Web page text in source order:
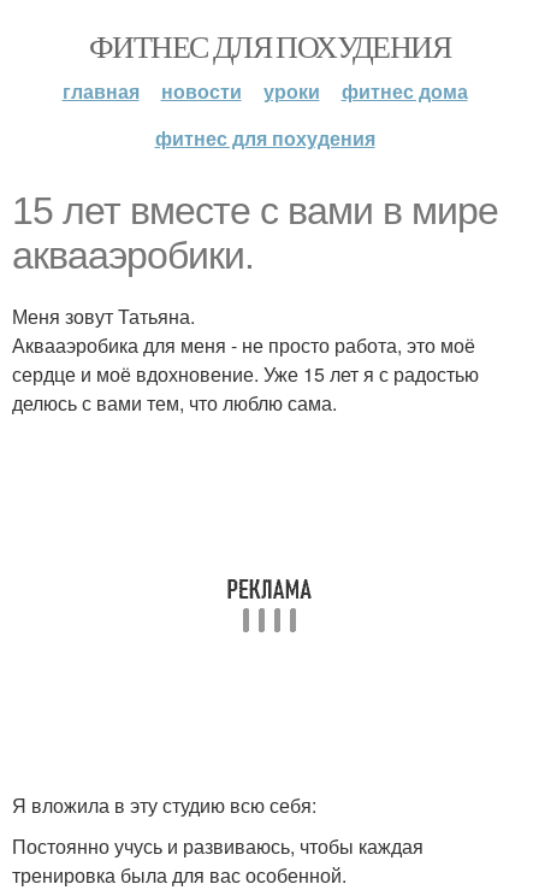
ФИТНЕС ДЛЯ ПОХУДЕНИЯ
главная новости уроки
фитнес дома
фитнес для похудения
15 лет вместе с вами в мире
аквааэробики.
Меня зовут Татьяна.
Аквааэробика для меня - не просто работа, это моё
сердце и моё вдохновение. Уже 15 лет я с радостью
делюсь с вами тем, что люблю сама.
Я вложила в эту студию всю себя:
Постоянно учусь и развиваюсь, чтобы каждая
тренировка была для вас особенной.